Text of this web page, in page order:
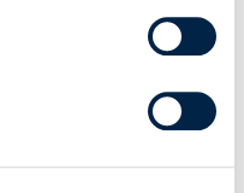
Raum für